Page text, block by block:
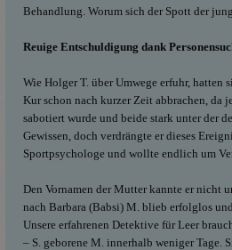
Behandlung. Worum sich der Spott der
Reuige Entschuldigung dank
Wie Holger T. über Umwege erfuhr, hatten
Kur schon nach kurzer Zeit abbrachen, da
sabotiert wurde und beide stark unter der
Gewissen, doch verdrängte er dieses
Sportpsychologe und wollte endlich um
Den Vornamen der Mutter kannte er nicht
nach Barbara (Babsi) M. blieb erfolglos
Unsere erfahrenen Detektive für Leer
– S. geborene M. innerhalb weniger Tage.